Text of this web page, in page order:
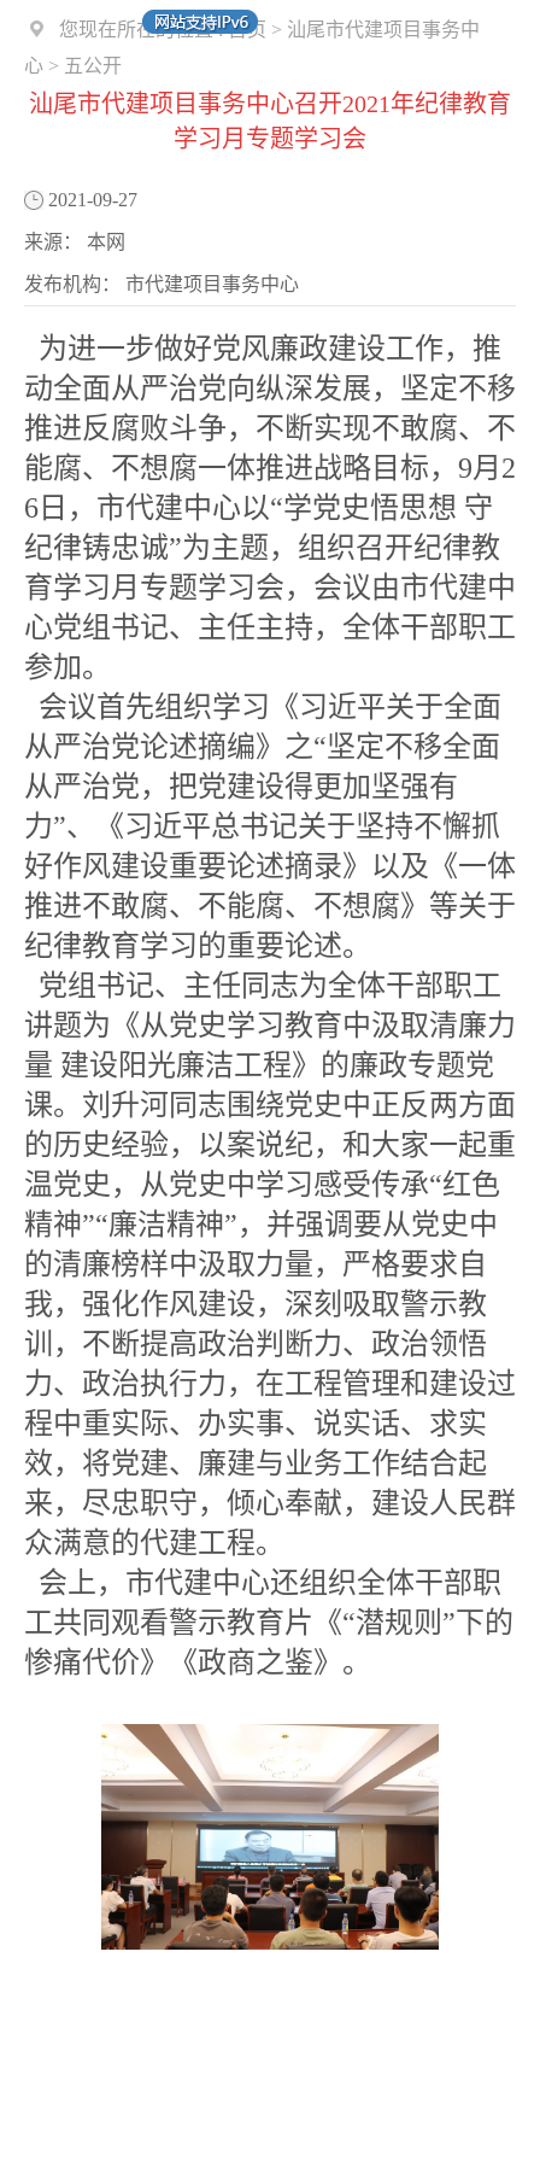
您现在所在的位置 :首页 > 汕尾市代建项目事务中
心 > 五公开
汕尾市代建项目事务中心召开2021年纪律教育
学习月专题学习会
2021-09-27
来源： 本网
发布机构： 市代建项目事务中心
为进一步做好党风廉政建设工作，推
动全面从严治党向纵深发展，坚定不移
推进反腐败斗争，不断实现不敢腐、不
能腐、不想腐一体推进战略目标，9月2
6日，市代建中心以“学党史悟思想 守
纪律铸忠诚”为主题，组织召开纪律教
育学习月专题学习会，会议由市代建中
心党组书记、主任主持，全体干部职工
参加。
会议首先组织学习《习近平关于全面
从严治党论述摘编》之“坚定不移全面
从严治党，把党建设得更加坚强有
力”、《习近平总书记关于坚持不懈抓
好作风建设重要论述摘录》以及《一体
推进不敢腐、不能腐、不想腐》等关于
纪律教育学习的重要论述。
党组书记、主任同志为全体干部职工
讲题为《从党史学习教育中汲取清廉力
量 建设阳光廉洁工程》的廉政专题党
课。刘升河同志围绕党史中正反两方面
的历史经验，以案说纪，和大家一起重
温党史，从党史中学习感受传承“红色
精神”“廉洁精神”，并强调要从党史中
的清廉榜样中汲取力量，严格要求自
我，强化作风建设，深刻吸取警示教
训，不断提高政治判断力、政治领悟
力、政治执行力，在工程管理和建设过
程中重实际、办实事、说实话、求实
效，将党建、廉建与业务工作结合起
来，尽忠职守，倾心奉献，建设人民群
众满意的代建工程。
会上，市代建中心还组织全体干部职
工共同观看警示教育片《“潜规则”下的
惨痛代价》《政商之鉴》。